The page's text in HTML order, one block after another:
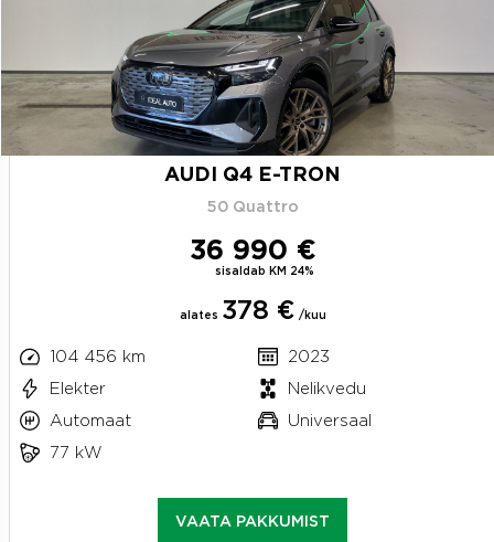
AUDI Q4 E-TRON
50 Quattro
36 990 €
sisaldab KM 24%
alates 378 € /kuu
104 456 km
2023
Elekter
Nelikvedu
Automaat
Universaal
77 kW
VAATA PAKKUMIST